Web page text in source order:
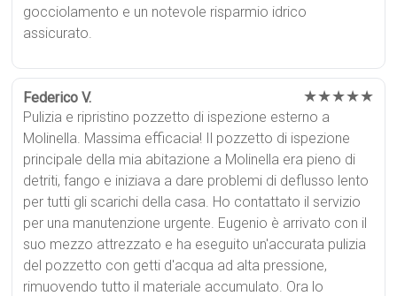
gocciolamento e un notevole risparmio idrico
assicurato.
Federico V. ★★★★★
Pulizia e ripristino pozzetto di ispezione esterno a
Molinella. Massima efficacia! Il pozzetto di ispezione
principale della mia abitazione a Molinella era pieno di
detriti, fango e iniziava a dare problemi di deflusso lento
per tutti gli scarichi della casa. Ho contattato il servizio
per una manutenzione urgente. Eugenio è arrivato con il
suo mezzo attrezzato e ha eseguito un'accurata pulizia
del pozzetto con getti d'acqua ad alta pressione,
rimuovendo tutto il materiale accumulato. Ora lo